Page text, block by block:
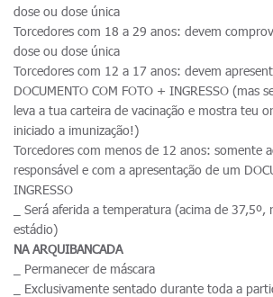
dose ou dose única
Torcedores com 18 a 29 anos: devem
dose ou dose única
Torcedores com 12 a 17 anos: devem
DOCUMENTO COM FOTO + INGRESSO (mas
leva a tua carteira de vacinação e mostra teu
iniciado a imunização!)
Torcedores com menos de 12 anos: somente
responsável e com a apresentação de um
INGRESSO
_ Será aferida a temperatura (acima de 37,5º,
estádio)
NA ARQUIBANCADA
_ Permanecer de máscara
_ Exclusivamente sentado durante toda a